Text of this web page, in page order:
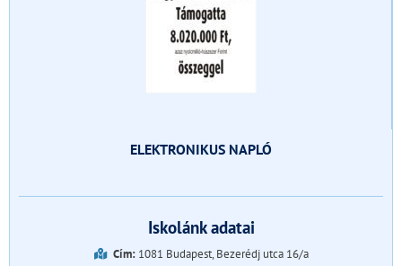
ELEKTRONIKUS NAPLÓ
Iskolánk adatai
Cím:1081 Budapest, Bezerédj utca 16/a